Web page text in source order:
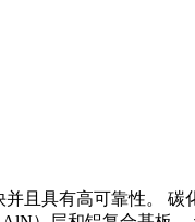
且具有高可靠性。